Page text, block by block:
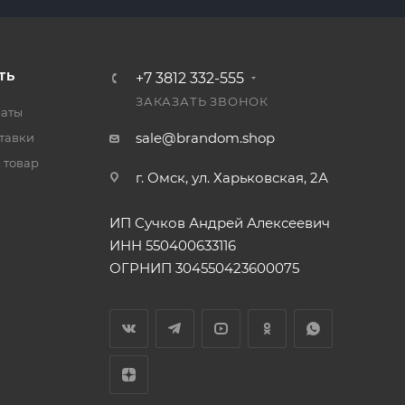
товар
+7 3812 332-555
ЗАКАЗАТЬ ЗВОНОК
sale@brandom.shop
г. Омск, ул. Харьковская, 2А
ИП Сучков Андрей Алексеевич
ИНН 550400633116
ОГРНИП 304550423600075